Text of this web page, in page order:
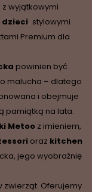
wyjątkowymi
dzieci, stylowymi
Premium dla
powinien być
malucha – dlatego
i obejmuje
pamiątką na lata.
Metoo z imieniem,
oraz kitchen
jego wyobraźnię
zwierząt. Oferujemy